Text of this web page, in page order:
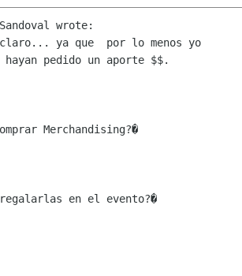
wrote:
claro... ya que  por lo menos yo
pedido un aporte $$.
Merchandising?�
en el evento?�